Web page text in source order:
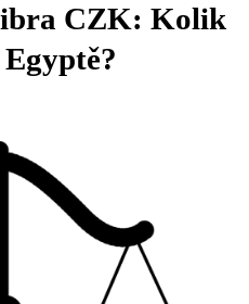
CZK: Kolik